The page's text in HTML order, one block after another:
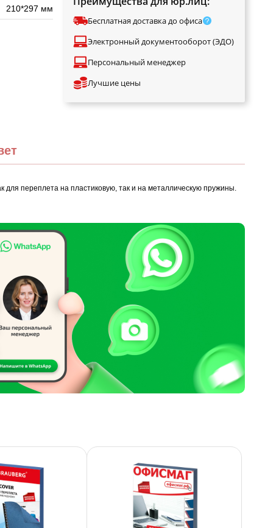
210*297 мм
Бесплатная доставка до офиса
Электронный документооборот (ЭДО)
Персональный менеджер
Лучшие цены
переплета на пластиковую, так и на металлическую пружины.